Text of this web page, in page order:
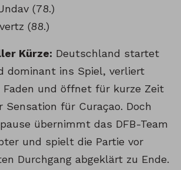
(78.)
(88.)
Kürze: Deutschland startet
dominant ins Spiel, verliert
Faden und öffnet für kurze Zeit
Sensation für Curaçao. Doch
übernimmt das DFB-Team
und spielt die Partie vor
Durchgang abgeklärt zu Ende.